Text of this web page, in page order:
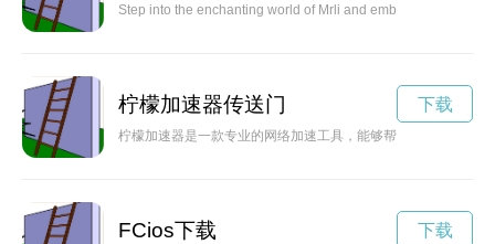
Step into the enchanting world of Mrli and embark on a
柠檬加速器传送门
柠檬加速器是一款专业的网络加速工具，能够帮助用户提升网
下载
FCios下载 下载